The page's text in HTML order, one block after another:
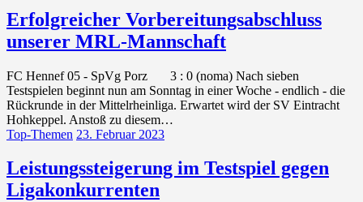
Erfolgreicher Vorbereitungsabschluss
unserer MRL-Mannschaft
FC Hennef 05 - SpVg Porz 3 : 0 (noma) Nach sieben
Testspielen beginnt nun am Sonntag in einer Woche - endlich - die
Rückrunde in der Mittelrheinliga. Erwartet wird der SV Eintracht
Hohkeppel. Anstoß zu diesem…
Top-Themen 23. Februar 2023
Leistungssteigerung im Testspiel gegen
Ligakonkurrenten